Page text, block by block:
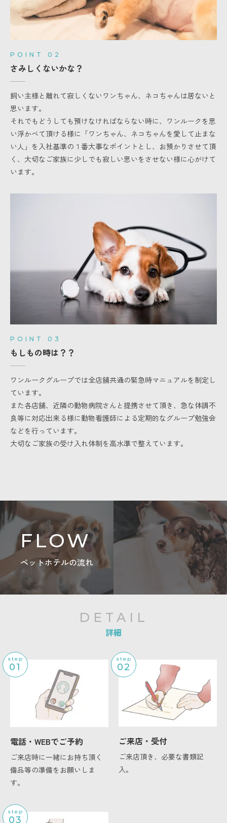
POINT 02
さみしくないかな？
飼い主様と離れて寂しくないワンちゃん、ネコちゃんは居ないと
思います。
それでもどうしても預けなければならない時に、ワンルークを思
い浮かべて頂ける様に「ワンちゃん、ネコちゃんを愛して止まな
い人」を入社基準の１番大事なポイントとし、お預かりさせて頂
く、大切なご家族に少しでも寂しい思いをさせない様に心がけて
います。
POINT 03
もしもの時は？？
ワンルークグループでは全店舗共通の緊急時マニュアルを制定し
ています。
また各店舗、近隣の動物病院さんと提携させて頂き、急な体調不
良等に対応出来る様に動物看護師による定期的なグループ勉強会
などを行っています。
大切なご家族の受け入れ体制を高水準で整えています。
FLOW
ペットホテルの流れ
DETAIL
詳細
step
01
電話・WEBでご予約
ご来店時に一緒にお持ち頂く
備品等の準備をお願いしま
す。
step
02
ご来店・受付
ご来店頂き、必要な書類記
入。
step
03